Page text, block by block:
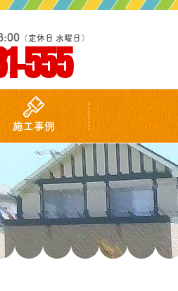
（定休日 水曜日）
555
施工事例